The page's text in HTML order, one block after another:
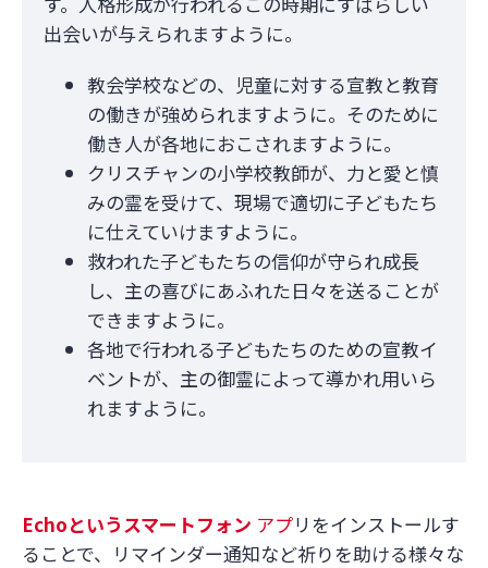
出会いが与えられますように。
教会学校などの、児童に対する宣教と教育
の働きが強められますように。そのために
働き人が各地におこされますように。
クリスチャンの小学校教師が、力と愛と慎
みの霊を受けて、現場で適切に子どもたち
に仕えていけますように。
救われた子どもたちの信仰が守られ成長
し、主の喜びにあふれた日々を送ることが
できますように。
各地で行われる子どもたちのための宣教イ
ベントが、主の御霊によって導かれ用いら
れますように。
Echoというスマートフォン アプリをインストールす
ることで、リマインダー通知など祈りを助ける様々な